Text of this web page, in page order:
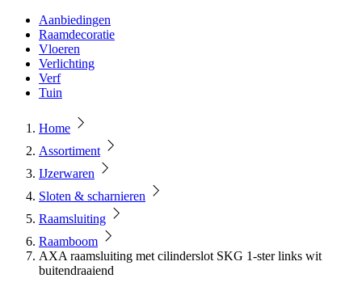
Aanbiedingen
Raamdecoratie
Vloeren
Verlichting
Verf
Tuin
Home
Assortiment
IJzerwaren
Sloten & scharnieren
Raamsluiting
Raamboom
AXA raamsluiting met cilinderslot SKG 1-ster links wit
buitendraaiend